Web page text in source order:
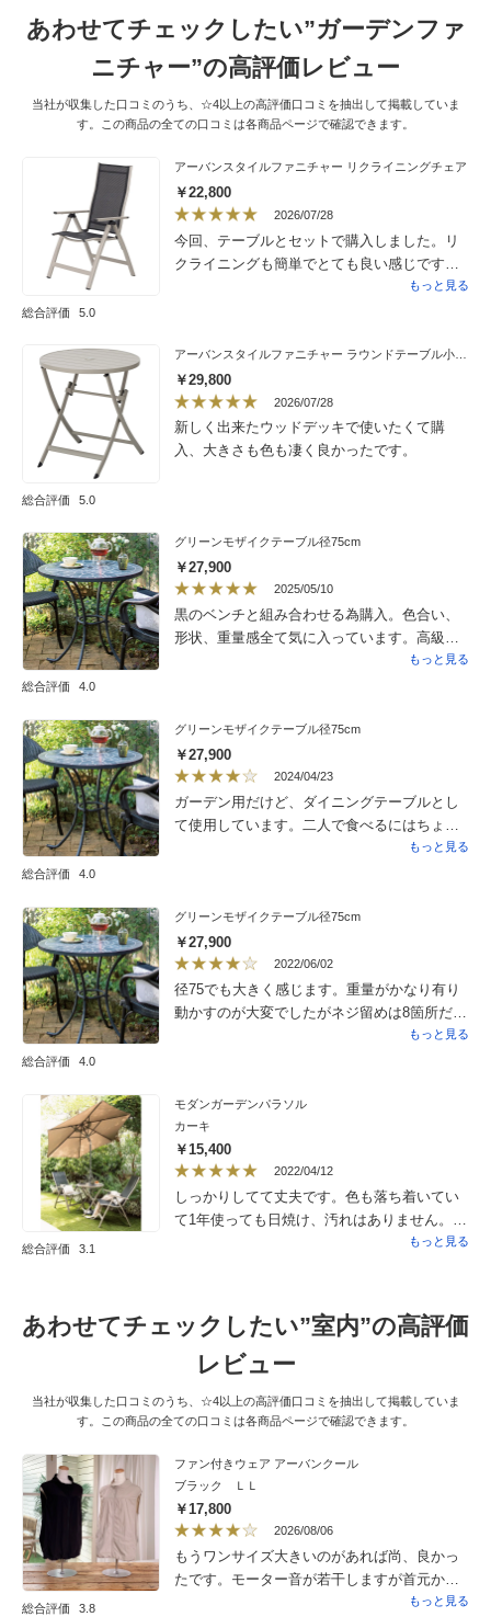
りの心地良さに、とりあえずはリビングにお
いて使ってます。早速家族で取り合いになっ
てます。
あわせてチェックしたい”ガーデンファ
ニチャー”の高評価レビュー
当社が収集した口コミのうち、☆4以上の高評価口コミを抽出して掲載していま
す。この商品の全ての口コミは各商品ページで確認できます。
総合評価 5.0
アーバンスタイルファニチャー リクライニングチェア
￥22,800
2026/07/28
今回、テーブルとセットで購入しました。リ
クライニングも簡単でとても良い感じです。
食事の後、ゆっくり寛ぐことも出来、最高で
もっと見る
総合評価 5.0
アーバンスタイルファニチャー ラウンドテーブル小 径70
￥29,800
2026/07/28
新しく出来たウッドデッキで使いたくて購
入、大きさも色も凄く良かったです。
総合評価 4.0
グリーンモザイクテーブル径75cm
￥27,900
2025/05/10
黒のベンチと組み合わせる為購入。色合い、
形状、重量感全て気に入っています。高級感
もあり庭にマッチしています。良いものあり
もっと見る
総合評価 4.0
グリーンモザイクテーブル径75cm
￥27,900
2024/04/23
ガーデン用だけど、ダイニングテーブルとし
て使用しています。二人で食べるにはちょう
どいいサイズでした。色味もグリーングレー
もっと見る
総合評価 4.0
グリーンモザイクテーブル径75cm
￥27,900
2022/06/02
径75でも大きく感じます。重量がかなり有り
動かすのが大変でしたがネジ留めは8箇所だっ
たので高齢者の私でもすぐ出来ました。とに
けば良いので庭のアクセントになりお気に入
りになりました。移動は一人では無理なので
置く場所は予め決めて置くと良いです。これ
からの時期は紫陽花の鉢植えを中心に置きた
いと思っています。
もっと見る
総合評価 3.1
モダンガーデンパラソル
カーキ
￥15,400
2022/04/12
しっかりしてて丈夫です。色も落ち着いてい
て1年使っても日焼け、汚れはありません。と
いうか目立ちません。ベースとセットで買わ
もっと見る
あわせてチェックしたい”室内”の高評価
レビュー
当社が収集した口コミのうち、☆4以上の高評価口コミを抽出して掲載していま
す。この商品の全ての口コミは各商品ページで確認できます。
総合評価 3.8
ファン付きウェア アーバンクール
ブラック ＬＬ
￥17,800
2026/08/06
もうワンサイズ大きいのがあれば尚、良かっ
たです。モーター音が若干しますが首元から
もっと見る